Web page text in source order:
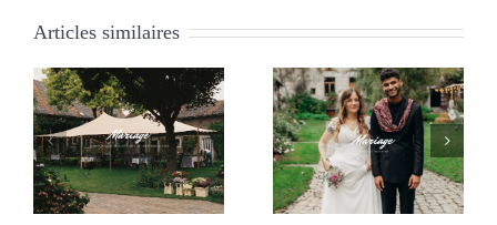
Articles similaires
Mariage – Margaux et
Jonas
Mariage – Carole et
Valentin